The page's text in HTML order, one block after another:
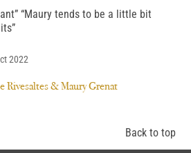
Rivesaltes & Maury Grenat
2022
“Maury tends to be a little bit
Back to top